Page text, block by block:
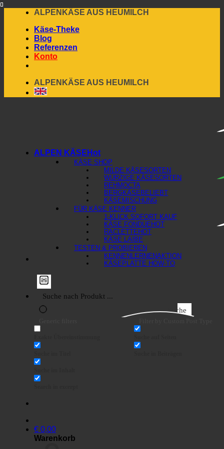
content
ALPENKÄSE AUS HEUMILCH
Käse-Theke
Blog
Referenzen
Konto
ALPENKÄSE AUS HEUMILCH
Suche
€ 0,00
Warenkorb
ALPEN KÄSE
KÄSE SHOP
MILDE KÄSESORTEN
WÜRZIGE KÄSESORTEN
REHMOCTA
BERGKÄSE
KÄSEMISCHUNG
FÜR KÄSE KENNER
1-KLICK SOFORT KAUF
KÄSE FONDUE
RACLETTE
KÄSE LAIBE
TESTEN & PROBIEREN
KENNENLERNEN
KÄSEPLATTE HOW-TO